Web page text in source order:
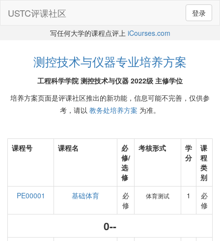
登录
USTC评课社区
写任何大学的课程点评上 iCourses.com
测控技术与仪器专业培养方案
工程科学学院 测控技术与仪器 2022级 主修学位
培养方案页面是评课社区推出的新功能，信息可能不完善，仅供参
考，请以 教务处培养方案 为准。
课程号 课程名
必
修/
选
修
考核形式
学
分
课
程
类
别
PE00001
基础体育
必
修
体育测试 1
必
修
0--